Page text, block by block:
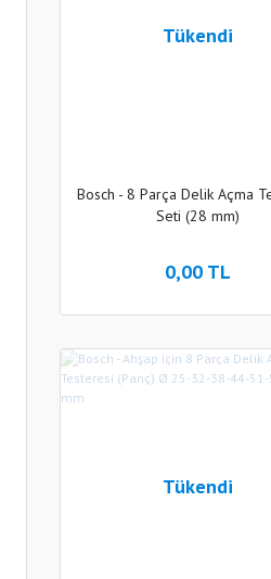
Tükendi
Bosch - 8 Parça Delik Açma
Seti (28 mm)
0,00 TL
Tükendi